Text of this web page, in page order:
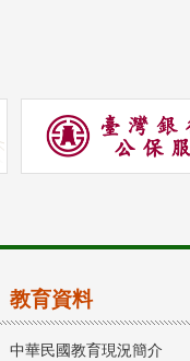
教育資料
中華民國教育現況簡介